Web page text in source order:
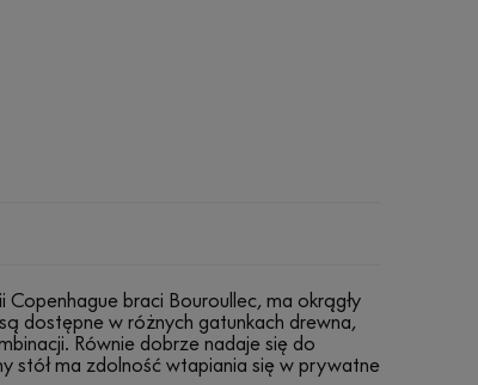
braci Bouroullec, ma okrągły
dostępne w różnych gatunkach drewna,
Równie dobrze nadaje się do
stół ma zdolność wtapiania się w prywatne